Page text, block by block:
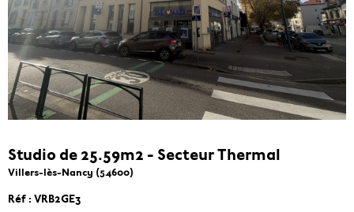
Studio de 25.59m2 - Secteur Thermal
Villers-lès-Nancy (54600)
Réf : VRB2GE3